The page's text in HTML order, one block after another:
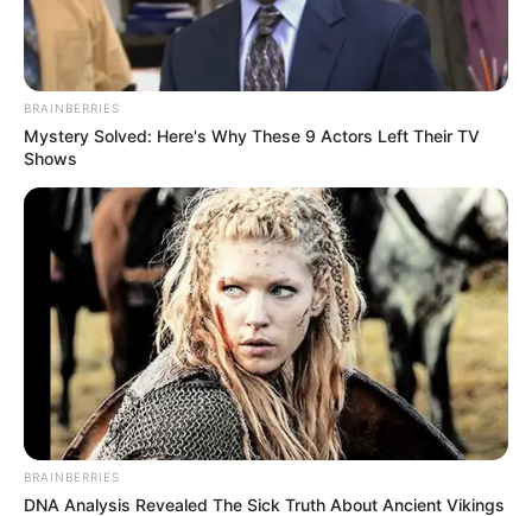
10 Desain Kanopi Tempat
Tidur, Serasa Beristirahat di
Kamar Raja
Tampil Lebih Modern, 7 Potret
Hasil Renovasi Rumah Berusia
90 Tahun
BRAINBERRIES
Mystery Solved: Here's Why These 9 Actors Left Their TV
Shows
BRAINBERRIES
DNA Analysis Revealed The Sick Truth About Ancient Vikings